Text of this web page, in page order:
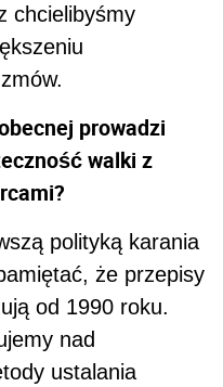
chcielibyśmy
prowadzi
walki z
polityką karania
że przepisy
od 1990 roku.
nad
ustalania